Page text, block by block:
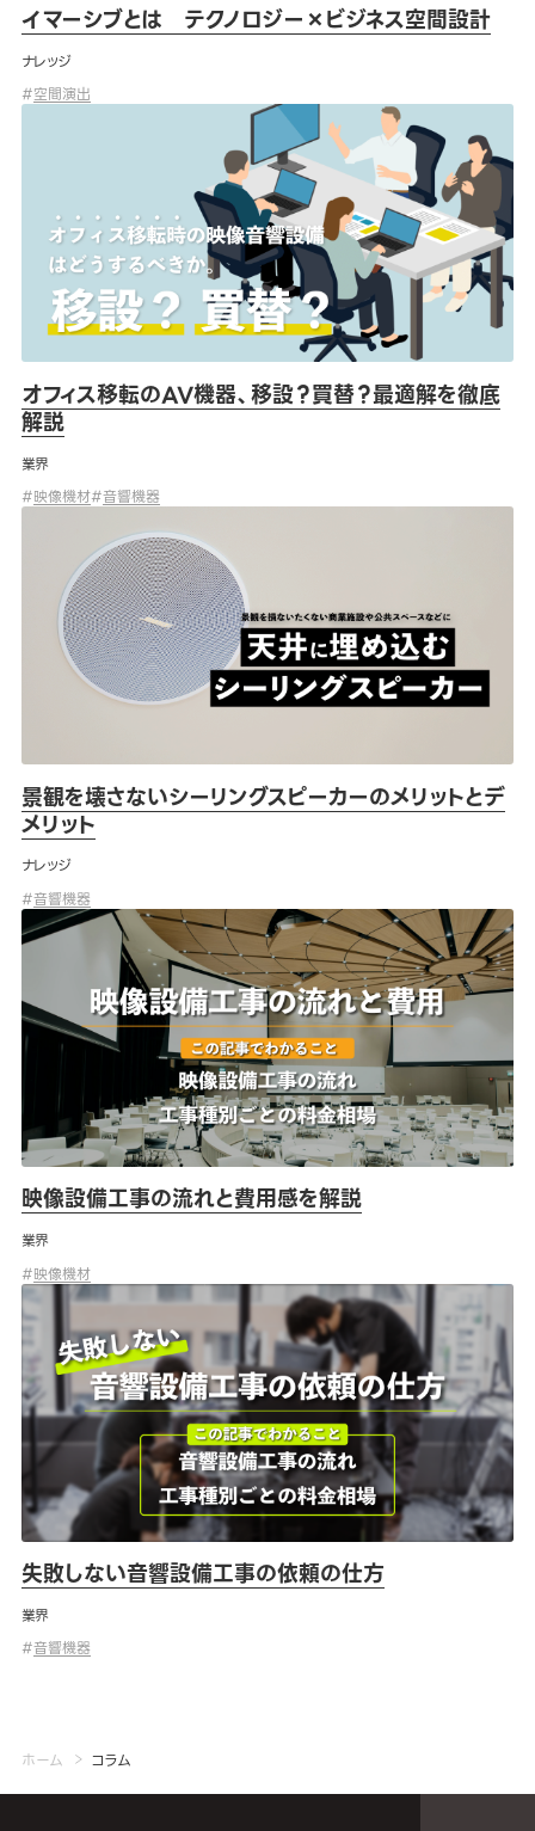
ホーム コラム
イマーシブとは テクノロジー×ビジネス空間設計
ナレッジ
#空間演出
オフィス移転のAV機器、移設？買替？最適解を徹底解説
オフィス移転のAV機器、移設？買替？最適解を徹底
解説
業界
#映像機材#音響機器
景観を壊さないシーリングスピーカーのメリットとデ
メリット
ナレッジ
#音響機器
映像設備工事の流れと費用感を解説
映像設備工事の流れと費用感を解説
業界
#映像機材
失敗しない音響設備工事の依頼の仕方
失敗しない音響設備工事の依頼の仕方
業界
#音響機器